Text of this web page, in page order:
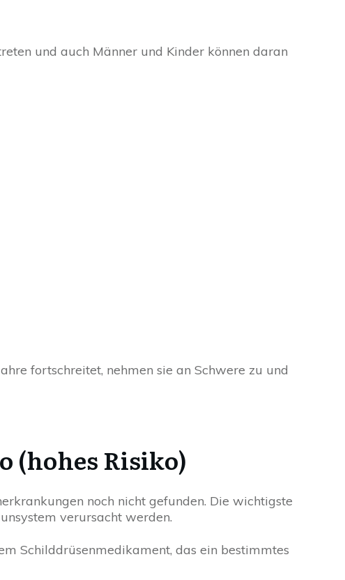
und auch Männer und Kinder können daran
fortschreitet, nehmen sie an Schwere zu und
(hohes Risiko)
noch nicht gefunden. Die wichtigste
verursacht werden.
Schilddrüsenmedikament, das ein bestimmtes